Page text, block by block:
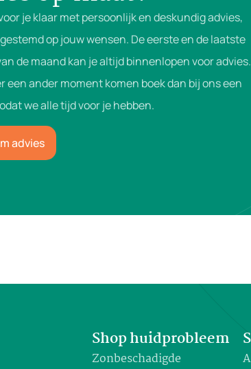
je klaar met persoonlijk en deskundig advies,
op jouw wensen. De eerste en de laatste
de maand kan je altijd binnenlopen voor advies.
een ander moment komen boek dan bij ons een
we alle tijd voor je hebben.
advies
Shop huidprobleem
Zonbeschadigde